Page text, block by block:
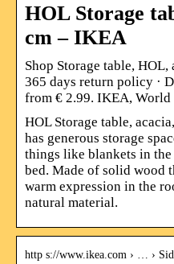
HOL Storage
cm – IKEA
Shop Storage table,
365 days return policy ·
from € 2.99. IKEA, World
HOL Storage table,
has generous storage
things like blankets in
bed. Made of solid wood
warm expression in the
natural material.
http s://www.ikea.com › … ›